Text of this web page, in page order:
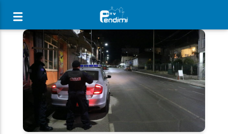
[There are no radio stations in the database]